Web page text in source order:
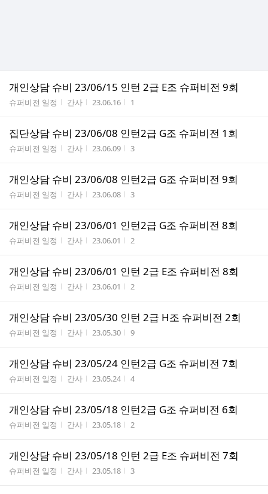
개인상담 슈비 23/06/15 인턴 2급 E조 슈퍼비전 9회
게시판명
슈퍼비전 일정 작성자
간사 작성시간
23.06.16 조회수
1
집단상담 슈비 23/06/08 인턴2급 G조 슈퍼비전 1회
게시판명
슈퍼비전 일정 작성자
간사 작성시간
23.06.09 조회수
3
개인상담 슈비 23/06/08 인턴2급 G조 슈퍼비전 9회
게시판명
슈퍼비전 일정 작성자
간사 작성시간
23.06.08 조회수
3
개인상담 슈비 23/06/01 인턴2급 G조 슈퍼비전 8회
게시판명
슈퍼비전 일정 작성자
간사 작성시간
23.06.01 조회수
2
개인상담 슈비 23/06/01 인턴 2급 E조 슈퍼비전 8회
게시판명
슈퍼비전 일정 작성자
간사 작성시간
23.06.01 조회수
2
개인상담 슈비 23/05/30 인턴 2급 H조 슈퍼비전 2회
게시판명
슈퍼비전 일정 작성자
간사 작성시간
23.05.30 조회수
9
개인상담 슈비 23/05/24 인턴2급 G조 슈퍼비전 7회
게시판명
슈퍼비전 일정 작성자
간사 작성시간
23.05.24 조회수
4
개인상담 슈비 23/05/18 인턴2급 G조 슈퍼비전 6회
게시판명
슈퍼비전 일정 작성자
간사 작성시간
23.05.18 조회수
2
개인상담 슈비 23/05/18 인턴 2급 E조 슈퍼비전 7회
게시판명
슈퍼비전 일정 작성자
간사 작성시간
23.05.18 조회수
3